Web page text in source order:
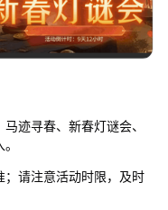
迹寻春、新春灯谜会、
请注意活动时限，及时